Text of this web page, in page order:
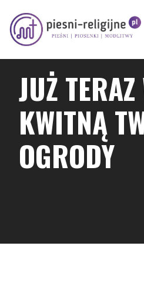
treści
PIOSENKI I PIEŚNI
JUŻ
KWITNĄ
OGRODY